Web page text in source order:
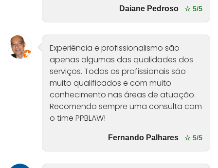
Daiane Pedroso ☆ 5/5
Experiência e profissionalismo são
apenas algumas das qualidades dos
serviços. Todos os profissionais são
muito qualificados e com muito
conhecimento nas áreas de atuação.
Recomendo sempre uma consulta com
o time PPBLAW!
Fernando Palhares ☆ 5/5